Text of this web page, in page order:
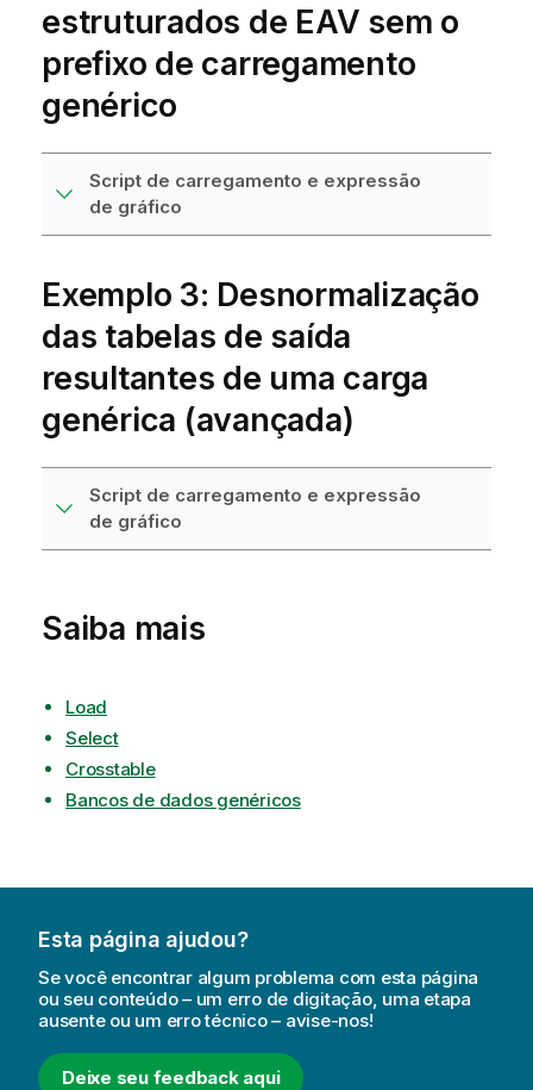
estruturados de EAV sem o
prefixo de carregamento
genérico
Script de carregamento e expressão
de gráfico
Exemplo 3: Desnormalização
das tabelas de saída
resultantes de uma carga
genérica (avançada)
Script de carregamento e expressão
de gráfico
Saiba mais
Load
Select
Crosstable
Bancos de dados genéricos
Esta página ajudou?
Se você encontrar algum problema com esta página
ou seu conteúdo – um erro de digitação, uma etapa
ausente ou um erro técnico – avise-nos!
Deixe seu feedback aqui